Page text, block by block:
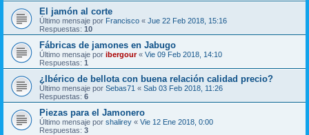
El jamón al corte
Último mensaje por Francisco « Jue 22 Feb 2018, 15:16
Respuestas: 10
Fábricas de jamones en Jabugo
Último mensaje por ibergour« Vie 09 Feb 2018, 14:10
Respuestas: 1
¿Ibérico de bellota con buena relación calidad precio?
Último mensaje por Sebas71 « Sab 03 Feb 2018, 11:26
Respuestas: 6
Piezas para el Jamonero
Último mensaje por shalirey « Vie 12 Ene 2018, 0:00
Respuestas: 3